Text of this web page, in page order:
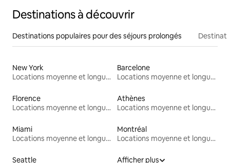
Destinations à découvrir
Destinations populaires pour des séjours prolongés
New York
Locations moyenne et longue durée
Barcelone
Locations moyenne et longue durée
Florence
Locations moyenne et longue durée
Athènes
Locations moyenne et longue durée
Miami
Locations moyenne et longue durée
Montréal
Locations moyenne et longue durée
Seattle Afficher plus